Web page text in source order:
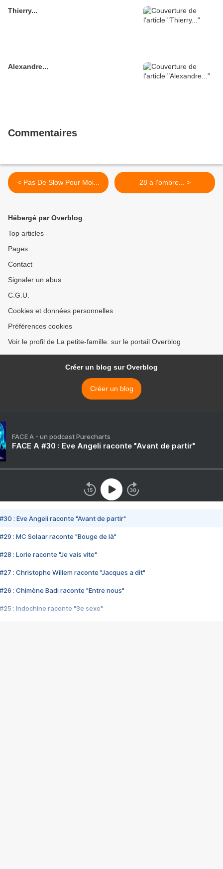
Thierry...
Alexandre...
Commentaires
< Pas De Slow Pour Moi... 28 a l'ombre... >
Hébergé par Overblog
Top articles
Pages
Contact
Signaler un abus
C.G.U.
Cookies et données personnelles
Préférences cookies
Voir le profil de La petite-famille. sur le portail Overblog
Créer un blog sur Overblog
Créer un blog
FACE A - un podcast Purecharts
FACE A #30 : Eve Angeli raconte "Avant de partir"
#30 : Eve Angeli raconte "Avant de partir"
#29 : MC Solaar raconte "Bouge de là"
#28 : Lorie raconte "Je vais vite"
#27 : Christophe Willem raconte "Jacques a dit"
#26 : Chimène Badi raconte "Entre nous"
#25 : Indochine raconte "3e sexe"